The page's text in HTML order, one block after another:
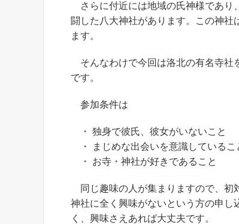
さらに付近には地域の氏神様であり
闘した八大神社があります。この神
ます。
そんなわけで今回は洛北の有名寺社
です。
参加条件は
・ 独身で彼氏、彼女がいないこと
・ まじめな出会いを意識しているこ
・ お寺・神社が好きであること
同じ趣味の人が集まりますので、初
神社に全く興味がないという方の申し
く、興味さえあれば大丈夫です。